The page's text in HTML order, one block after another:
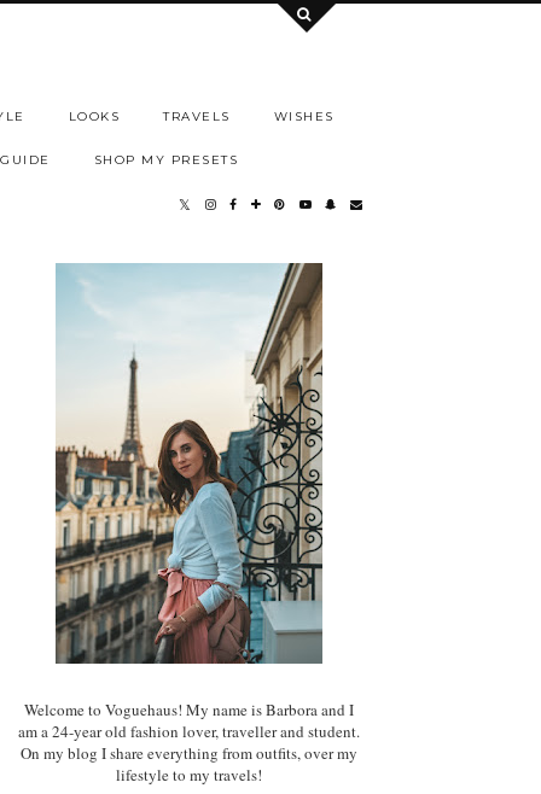
LOOKS TRAVELS WISHES
SHOP MY PRESETS
Welcome to Voguehaus! My name is Barbora and I
am a 24-year old fashion lover, traveller and student.
On my blog I share everything from outfits, over my
lifestyle to my travels!